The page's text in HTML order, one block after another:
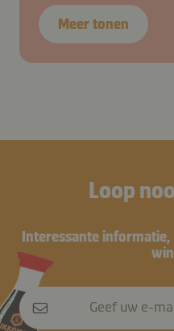
Meer tonen
Loop
Interessante
Geef uw e-